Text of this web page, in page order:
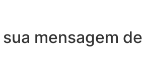
mensagem